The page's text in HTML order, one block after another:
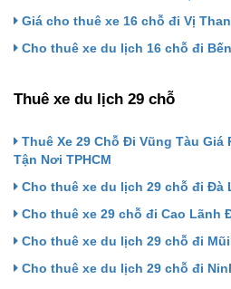
Giá cho thuê xe 16 chỗ đi Vị
Cho thuê xe du lịch 16 chỗ đi
Thuê xe du lịch 29 chỗ
Thuê Xe 29 Chỗ Đi Vũng Tàu Giá
Tận Nơi TPHCM
Cho thuê xe du lịch 29 chỗ đi Đà
Cho thuê xe 29 chỗ đi Cao Lãnh
Cho thuê xe du lịch 29 chỗ đi
Cho thuê xe du lịch 29 chỗ đi